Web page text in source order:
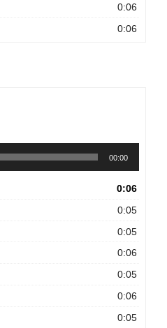
0:06
0:06
00:00
0:06
0:05
0:05
0:06
0:05
0:06
0:05